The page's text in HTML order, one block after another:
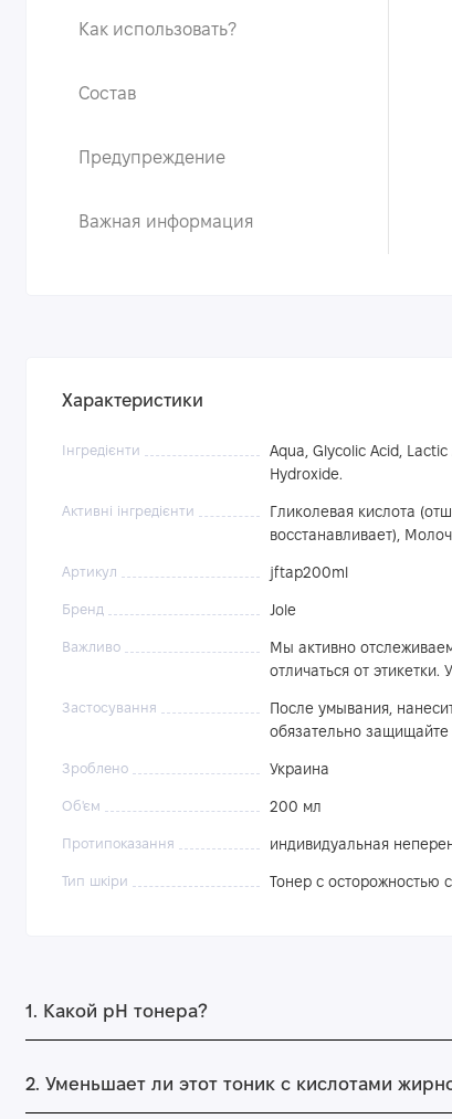
Как использовать?
Состав
Предупреждение
Важная информация
Характеристики
Інгредієнти
Aqua, Glycolic Acid,
Hydroxide.
Активні інгредієнти
Гликолевая кислота
восстанавливает),
Артикул jftap200ml
Бренд Jole
Важливо
Мы активно
отличаться от
Застосування
После умывания,
обязательно
Зроблено Украина
Об'єм 200 мл
Протипоказання индивидуальная
Тип шкіри Тонер с осторожностью
1. Какой рН тонера?
2. Уменьшает ли этот тоник с кислотами